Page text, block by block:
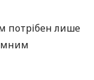
потрібен лише